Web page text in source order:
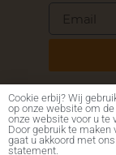
Cookie erbij? Wij
op onze website om
onze website voor u te
Door gebruik te maken
gaat u akkoord met
statement.